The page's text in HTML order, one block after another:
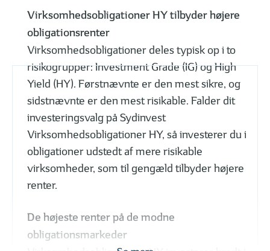
Virksomhedsobligationer HY tilbyder højere
obligationsrenter
Virksomhedsobligationer deles typisk op i to
risikogrupper: Investment Grade (IG) og High
Yield (HY). Førstnævnte er den mest sikre, og
sidstnævnte er den mest risikable. Falder dit
investeringsvalg på Sydinvest
Virksomhedsobligationer HY, så investerer du i
obligationer udstedt af mere risikable
virksomheder, som til gengæld tilbyder højere
renter.
De højeste renter på de modne
obligationsmarkeder